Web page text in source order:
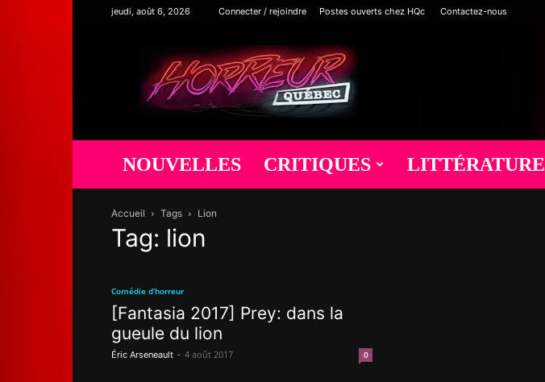
jeudi, août 6, 2026 Connecter / rejoindre Postes ouverts chez HQc Contactez-nous
Horreur
Québec
NOUVELLES CRITIQUES LITTÉRATURE
Accueil Tags Lion
Tag: lion
Comédie d’horreur
[Fantasia 2017] Prey: dans la
gueule du lion
Éric Arseneault - 4 août 2017 0